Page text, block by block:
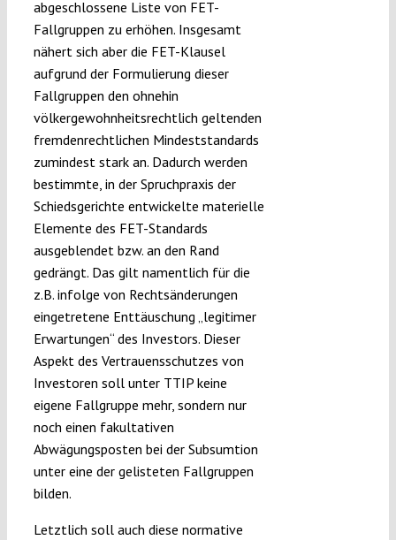
abgeschlossene Liste von FET-
Fallgruppen zu erhöhen. Insgesamt
nähert sich aber die FET-Klausel
aufgrund der Formulierung dieser
Fallgruppen den ohnehin
völkergewohnheitsrechtlich geltenden
fremdenrechtlichen Mindeststandards
zumindest stark an. Dadurch werden
bestimmte, in der Spruchpraxis der
Schiedsgerichte entwickelte materielle
Elemente des FET-Standards
ausgeblendet bzw. an den Rand
gedrängt. Das gilt namentlich für die
z.B. infolge von Rechtsänderungen
eingetretene Enttäuschung „legitimer
Erwartungen“ des Investors. Dieser
Aspekt des Vertrauensschutzes von
Investoren soll unter TTIP keine
eigene Fallgruppe mehr, sondern nur
noch einen fakultativen
Abwägungsposten bei der Subsumtion
unter eine der gelisteten Fallgruppen
bilden.
Letztlich soll auch diese normative